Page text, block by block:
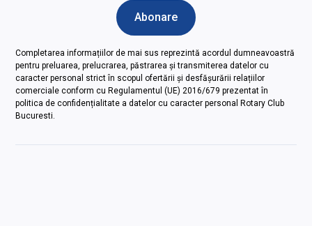
Completarea informațiilor de mai sus reprezintă acordul dumneavoastră
pentru preluarea, prelucrarea, păstrarea și transmiterea datelor cu
caracter personal strict în scopul ofertării și desfășurării relațiilor
comerciale conform cu Regulamentul (UE) 2016/679 prezentat în
politica de confidențialitate a datelor cu caracter personal Rotary Club
Bucuresti.